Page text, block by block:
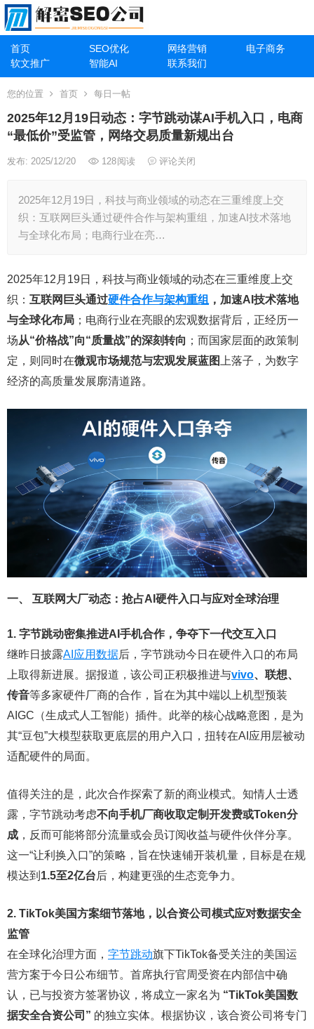
首页 SEO优化 网络营销
电子商务
软文推广
智能AI 联系我们
您的位置 首页 每日一帖
2025年12月19日动态：字节跳动谋AI手机入口，电商
“最低价”受监管，网络交易质量新规出台
发布: 2025/12/20 128阅读 评论关闭
2025年12月19日，科技与商业领域的动态在三重维度上交
织：互联网巨头通过硬件合作与架构重组，加速AI技术落地
与全球化布局；电商行业在亮…
2025年12月19日，科技与商业领域的动态在三重维度上交
织： 互联网巨头通过硬件合作与架构重组 ，加速AI技术落地
与全球化布局 ；电商行业在亮眼的宏观数据背后，正经历一
场从“价格战”向“质量战”的深刻转向 ；而国家层面的政策制
定，则同时在微观市场规范与宏观发展蓝图 上落子，为数字
经济的高质量发展廓清道路。
一、 互联网大厂动态：抢占AI硬件入口与应对全球治理
1. 字节跳动密集推进AI手机合作，争夺下一代交互入口
继昨日披露AI应用数据后，字节跳动今日在硬件入口的布局
上取得新进展。据报道，该公司正积极推进与vivo、联想、
传音等多家硬件厂商的合作，旨在为其中端以上机型预装
AIGC（生成式人工智能）插件。此举的核心战略意图，是为
其“豆包”大模型获取更底层的用户入口，扭转在AI应用层被动
适配硬件的局面。
值得关注的是，此次合作探索了新的商业模式。知情人士透
露，字节跳动考虑不向手机厂商收取定制开发费或Token分
成 ，反而可能将部分流量或会员订阅收益与硬件伙伴分享。
这一“让利换入口”的策略，旨在快速铺开装机量，目标是在规
模达到 1.5至2亿台后，构建更强的生态竞争力。
2. TikTok美国方案细节落地，以合资公司模式应对数据安全
监管
在全球化治理方面， 字节跳动旗下TikTok备受关注的美国运
营方案于今日公布细节。首席执行官周受资在内部信中确
认，已与投资方签署协议，将成立一家名为 “TikTok美国数
据安全合资公司” 的独立实体。根据协议，该合资公司将专门